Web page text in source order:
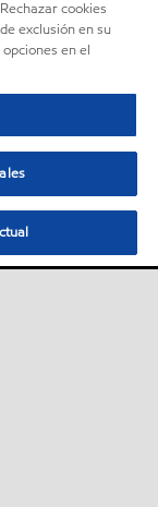
cookies
exclusión en su
en el